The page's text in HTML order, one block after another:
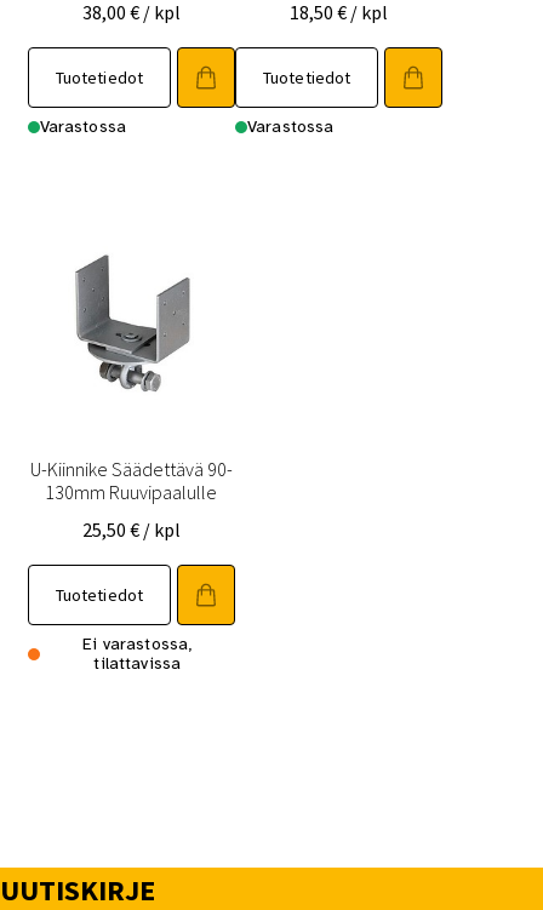
38,00 € / kpl
Tuotetiedot
Varastossa
18,50€ / kpl
Tuotetiedot
Varastossa
U-Kiinnike Säädettävä 90-
130mm Ruuvipaalulle
25,50 € / kpl
Tuotetiedot
Ei varastossa,
tilattavissa
UUTISKIRJE